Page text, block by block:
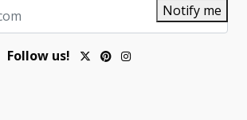
Notify me
Follow us!